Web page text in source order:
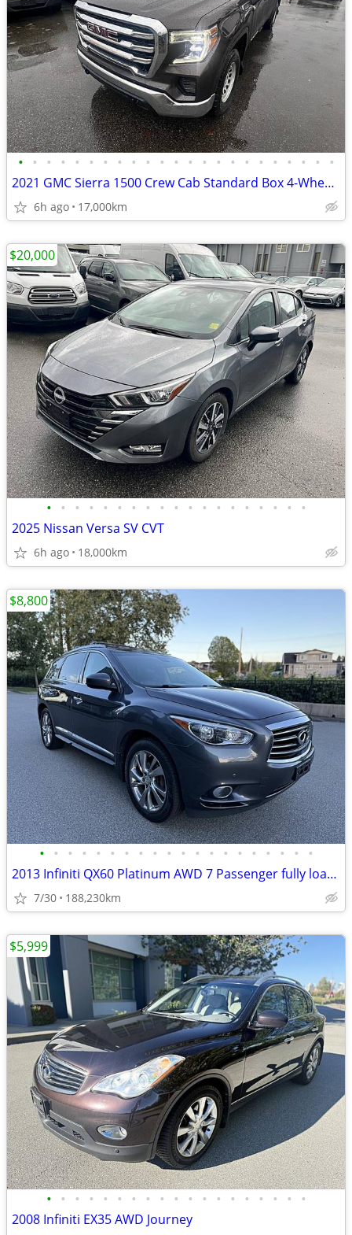
• • • • • • • • • • • • • • • • • • • • • • •
2021 GMC Sierra 1500 Crew Cab Standard Box 4-Wheel Drive SLE
6h ago 17,000km
• • • • • • • • • • • • • • • • • • •
2025 Nissan Versa SV CVT
6h ago 18,000km
$20,000
• • • • • • • • • • • • • • • • • • • •
2013 Infiniti QX60 Platinum AWD 7 Passenger fully loaded serviced up t
7/30 188,230km
$8,800
• • • • • • • • • • • • • • • • • • •
2008 Infiniti EX35 AWD Journey
$5,999